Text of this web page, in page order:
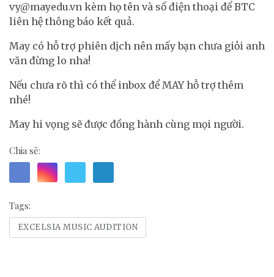
vy@mayedu.vn kèm họ tên và số điện thoại để BTC
liên hệ thông báo kết quả.
May có hỗ trợ phiên dịch nên mấy bạn chưa giỏi anh
văn đừng lo nha!
Nếu chưa rõ thì có thể inbox để MAY hỗ trợ thêm
nhé!
May hi vọng sẽ được đồng hành cùng mọi người.
Chia sẽ:
Tags:
EXCELSIA MUSIC AUDITION